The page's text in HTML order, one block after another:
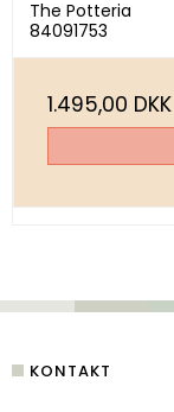
The Potteria
84091753
1.495,00 DKK
KONTAKT